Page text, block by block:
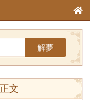
解夢
文